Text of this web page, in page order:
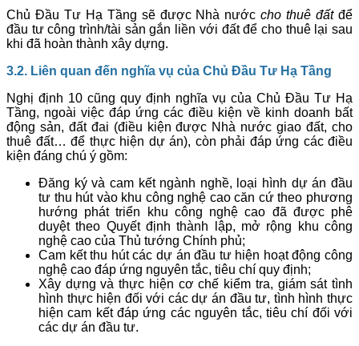
Chủ Đầu Tư Hạ Tầng sẽ được Nhà nướccho thuê đấtđể
đầu tư công trình/tài sản gắn liền với đất để cho thuê lại sau
khi đã hoàn thành xây dựng.
3.2. Liên quan đến nghĩa vụ của Chủ Đầu Tư Hạ Tầng
Nghị định 10 cũng quy định nghĩa vụ của Chủ Đầu Tư Hạ
Tầng, ngoài việc đáp ứng các điều kiện về kinh doanh bất
động sản, đất đai (điều kiện được Nhà nước giao đất, cho
thuê đất… để thực hiện dự án), còn phải đáp ứng các điều
kiện đáng chú ý gồm:
Đăng ký và cam kết ngành nghề, loại hình dự án đầu
tư thu hút vào khu công nghệ cao căn cứ theo phương
hướng phát triển khu công nghệ cao đã được phê
duyệt theo Quyết định thành lập, mở rộng khu công
nghệ cao của Thủ tướng Chính phủ;
Cam kết thu hút các dự án đầu tư hiện hoạt động công
nghệ cao đáp ứng nguyên tắc, tiêu chí quy định;
Xây dựng và thực hiện cơ chế kiểm tra, giám sát tình
hình thực hiện đối với các dự án đầu tư, tình hình thực
hiện cam kết đáp ứng các nguyên tắc, tiêu chí đối với
các dự án đầu tư.